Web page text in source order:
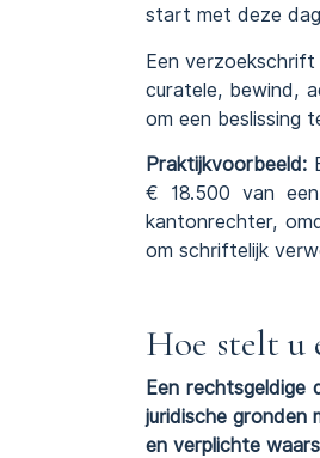
start met deze
Een
curatele, bewind,
om een beslissing
Praktijkvoorbeeld:
€ 18.500 van
kantonrechter,
om schriftelijk
Hoe stelt u
Een rechtsgeldige
juridische gronden
en verplichte